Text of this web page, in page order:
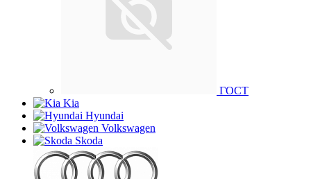
ГОСТ
Kia
Hyundai
Volkswagen
Skoda